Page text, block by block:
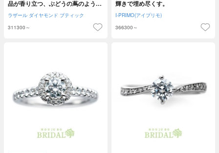
品が香り立つ、ぶどうの蔦のような
曲線美と輝き
ラザール ダイヤモンド ブティック
311300～
輝きで埋め尽くす。
I-PRIMO(アイプリモ)
366300～